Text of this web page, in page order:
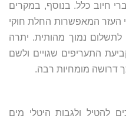
חיוב כלל. בנוסף, במקרים
העזר המאפשרות החלת חוקי
לתשלום נמוך מהותית. יתרה
התעריפים שגויים ולשם
דרושה מומחיות רבה.
להטיל ולגבות היטלי מים